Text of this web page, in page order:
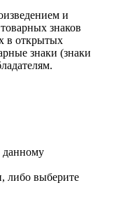
и
знаков
в открытых
знаки (знаки
данному
либо выберите